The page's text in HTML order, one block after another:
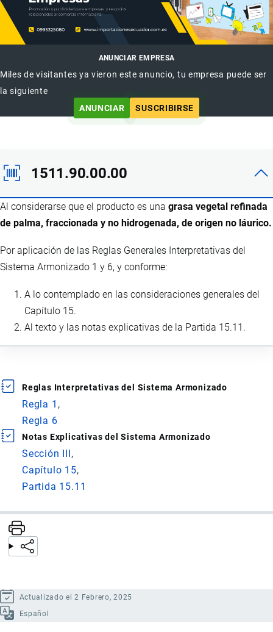
ANUNCIAR EMPRESA
Miles de visitantes ya vieron este anuncio, tu empresa puede ser
la siguiente
ANUNCIAR
SUSCRIBIRSE
1511.90.00.00
Al considerarse que el producto es una grasa vegetal refinada
de palma, fraccionada y no hidrogenada, de origen no láurico.
Por aplicación de las Reglas Generales Interpretativas del
Sistema Armonizado 1 y 6, y conforme:
A lo contemplado en las consideraciones generales del
Capítulo 15.
Al texto y las notas explicativas de la Partida 15.11.
Reglas Interpretativas del Sistema Armonizado
Regla 1
Regla 6
Notas Explicativas del Sistema Armonizado
Sección III
Capítulo 15
Partida 15.11
Actualizado el 2 Febrero, 2025
Español